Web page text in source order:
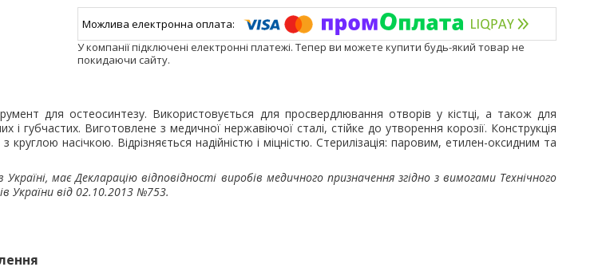
У компанії підключені електронні платежі. Тепер ви можете купити будь-який товар не
покидаючи сайту.
для остеосинтезу. Використовується для просвердлювання отворів у кістці, а також для
і губчастих. Виготовлене з медичної нержавіючої сталі, стійке до утворення корозії. Конструкція
круглою насічкою. Відрізняється надійністю і міцністю. Стерилізація: паровим, етилен-оксидним та
має Декларацію відповідності виробів медичного призначення згідно з вимогами Технічного
України від 02.10.2013 №753.